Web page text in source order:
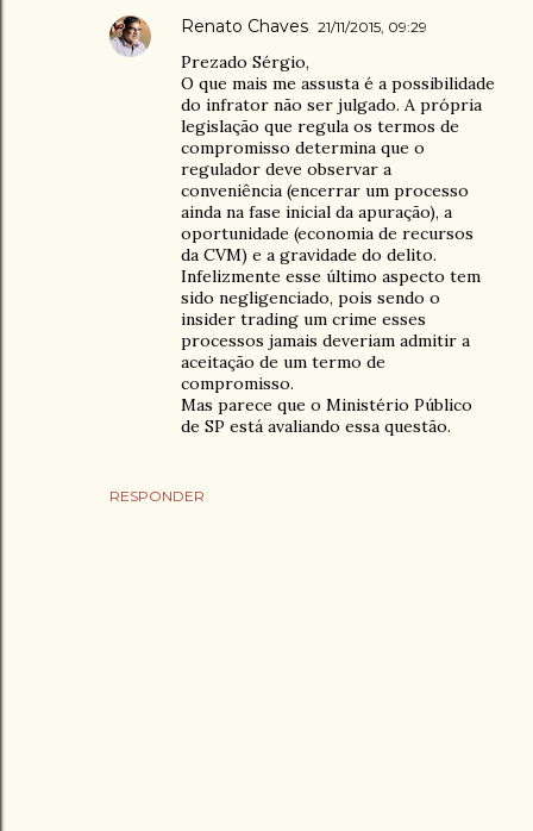
RESPONDER
Renato Chaves 21/11/2015, 09:29
Prezado Sérgio,
O que mais me assusta é a possibilidade
do infrator não ser julgado. A própria
legislação que regula os termos de
compromisso determina que o
regulador deve observar a
conveniência (encerrar um processo
ainda na fase inicial da apuração), a
oportunidade (economia de recursos
da CVM) e a gravidade do delito.
Infelizmente esse último aspecto tem
sido negligenciado, pois sendo o
insider trading um crime esses
processos jamais deveriam admitir a
aceitação de um termo de
compromisso.
Mas parece que o Ministério Público
de SP está avaliando essa questão.